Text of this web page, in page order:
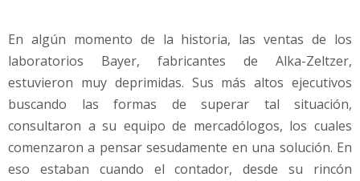
En algún momento de la historia, las ventas de los
laboratorios Bayer, fabricantes de Alka-Zeltzer,
estuvieron muy deprimidas. Sus más altos ejecutivos
buscando las formas de superar tal situación,
consultaron a su equipo de mercadólogos, los cuales
comenzaron a pensar sesudamente en una solución. En
eso estaban cuando el contador, desde su rincón